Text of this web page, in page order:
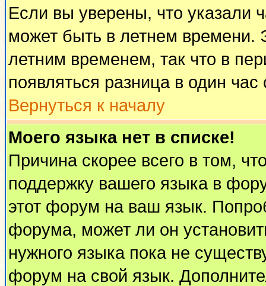
Если вы уверены, что указали
может быть в летнем времени.
летним временем, так что в
появляться разница в один
Вернуться к началу
Моего языка нет в списке!
Причина скорее всего в том,
поддержку вашего языка в
этот форум на ваш язык.
форума, может ли он
нужного языка пока не
форум на свой язык.